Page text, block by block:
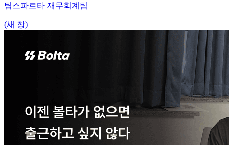
팀스파르타 재무회계팀
(새 창)